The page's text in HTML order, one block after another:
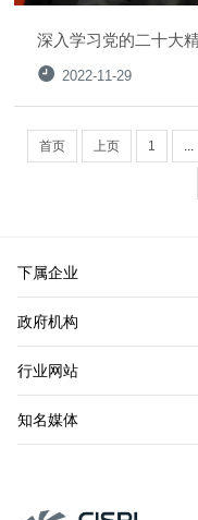
深入学习党的二十大
2022-11-29
首页 上页 1 ...
下属企业
政府机构
行业网站
知名媒体